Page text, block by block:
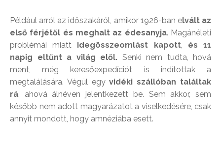
Például arról az időszakáról, amikor 1926-ban elvált az
első férjétől és meghalt az édesanyja. Magánéleti
problémái miatt idegösszeomlást kapott, és 11
napig eltűnt a világ elől. Senki nem tudta, hová
ment, még keresőexpedíciót is indítottak a
megtalálására. Végül egyvidéki szállóban találtak
rá, ahová álnéven jelentkezett be. Sem akkor, sem
később nem adott magyarázatot a viselkedésére, csak
annyit mondott, hogy amnéziába esett.